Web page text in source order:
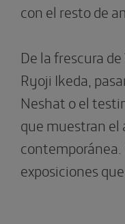
con el resto de
De la frescura
Ryoji Ikeda,
Neshat o el
que muestran el
exposiciones